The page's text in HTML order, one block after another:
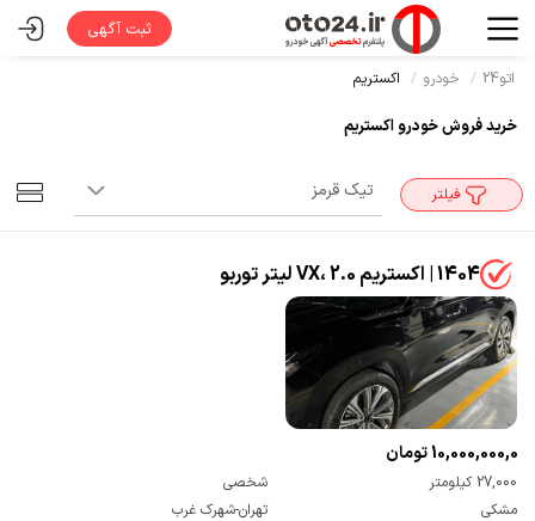
ثبت آگهی
اتو24 خودرو اکستریم
خرید فروش خودرو اکستریم
فیلتر
1404 | اکستریم VX، 2.0 لیتر توربو
10,000,000,000 تومان
27,000 کیلومتر
شخصی
مشکی
تهران-شهرک غرب